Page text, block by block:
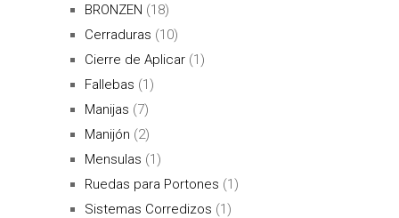
BRONZEN (18)
Cerraduras (10)
Cierre de Aplicar (1)
Fallebas (1)
Manijas (7)
Manijón (2)
Mensulas (1)
Ruedas para Portones (1)
Sistemas Corredizos (1)